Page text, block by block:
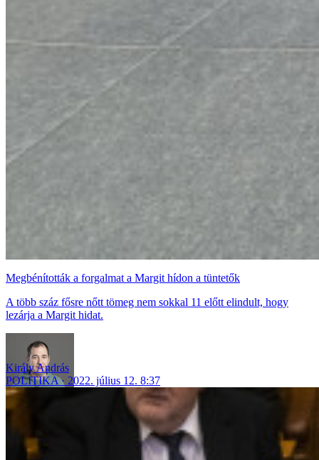
Megbénították a forgalmat a Margit hídon a tüntetők
A több száz fősre nőtt tömeg nem sokkal 11 előtt elindult, hogy
lezárja a Margit hidat.
Király András
POLITIKA
2022. július 12. 8:37